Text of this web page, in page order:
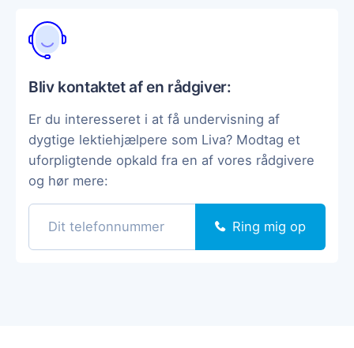
Bliv kontaktet af en rådgiver:
Er du interesseret i at få undervisning af
dygtige lektiehjælpere som Liva? Modtag et
uforpligtende opkald fra en af vores rådgivere
og hør mere:
Ring mig op